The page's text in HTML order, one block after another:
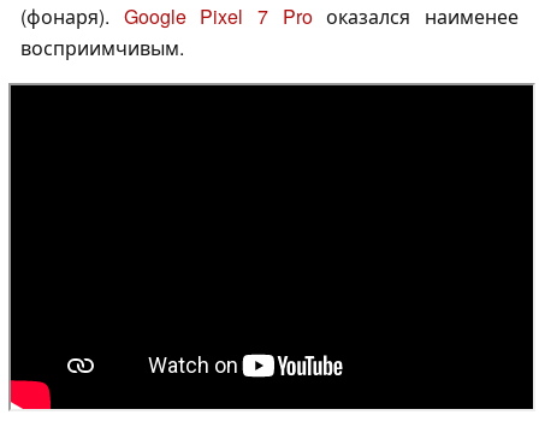
(фонаря). Google Pixel 7 Proоказался наименее
восприимчивым.